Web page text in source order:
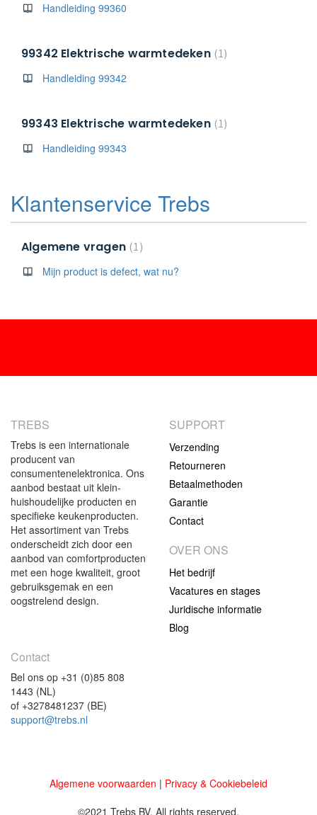
Handleiding 99360
99342 Elektrische warmtedeken 1
Handleiding 99342
99343 Elektrische warmtedeken 1
Handleiding 99343
Klantenservice Trebs
Algemene vragen 1
Mijn product is defect, wat nu?
TREBS
Trebs is een internationale
producent van
consumentenelektronica. Ons
aanbod bestaat uit klein-
huishoudelijke producten en
specifieke keukenproducten.
Het assortiment van Trebs
onderscheidt zich door een
aanbod van comfortproducten
met een hoge kwaliteit, groot
gebruiksgemak en een
oogstrelend design.
SUPPORT
Verzending
Retourneren
Betaalmethoden
Garantie
Contact
OVER ONS
Het bedrijf
Vacatures en stages
Juridische informatie
Blog
Contact
Bel ons op +31 (0)85 808
1443 (NL)
of +3278481237 (BE)
support@trebs.nl
Algemene voorwaarden | Privacy & Cookiebeleid
©2021 Trebs BV. All rights reserved.